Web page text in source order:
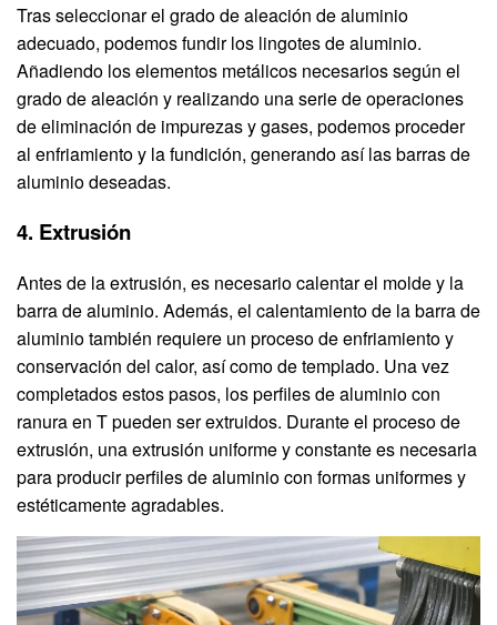
Tras seleccionar el grado de aleación de aluminio
adecuado, podemos fundir los lingotes de aluminio.
Añadiendo los elementos metálicos necesarios según el
grado de aleación y realizando una serie de operaciones
de eliminación de impurezas y gases, podemos proceder
al enfriamiento y la fundición, generando así las barras de
aluminio deseadas.
4. Extrusión
Antes de la extrusión, es necesario calentar el molde y la
barra de aluminio. Además, el calentamiento de la barra de
aluminio también requiere un proceso de enfriamiento y
conservación del calor, así como de templado. Una vez
completados estos pasos, los perfiles de aluminio con
ranura en T pueden ser extruidos. Durante el proceso de
extrusión, una extrusión uniforme y constante es necesaria
para producir perfiles de aluminio con formas uniformes y
estéticamente agradables.